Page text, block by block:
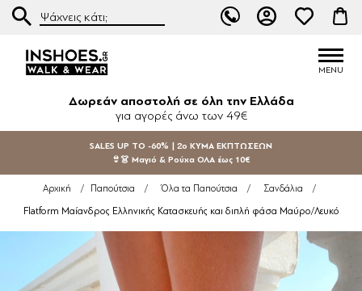
Δωρεάν αποστολή σε όλη την Ελλάδα
για αγορές άνω των 49€
SALES UP TO -60% | 2ο ΚΥΜΑ ΕΚΠΤΩΣΕΩΝ
👙👗 Μαγιό & Ρούχα ΟΛΑ έως 10€
Αρχική / Παπούτσια / Όλα τα Παπούτσια / Σανδάλια /
Flatform Μαίανδρος Ελληνικής Κατασκευής και διπλή φάσα Μαύρο/Λευκό